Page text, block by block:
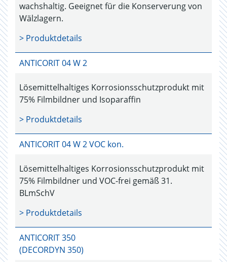
wachshaltig. Geeignet für die Konserverung von
Wälzlagern.
> Produktdetails
ANTICORIT 04 W 2
Lösemittelhaltiges Korrosionsschutzprodukt mit
75% Filmbildner und Isoparaffin
> Produktdetails
ANTICORIT 04 W 2 VOC kon.
Lösemittelhaltiges Korrosionsschutzprodukt mit
75% Filmbildner und VOC-frei gemäß 31.
BLmSchV
> Produktdetails
ANTICORIT 350
(DECORDYN 350)